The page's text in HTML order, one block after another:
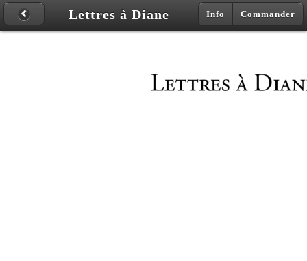
Lettres à Diane Info Commander